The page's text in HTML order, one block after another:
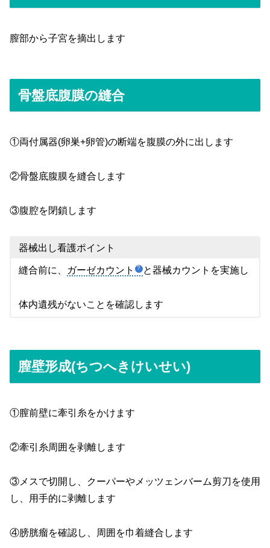
膣部から子宮を摘出します
骨盤底腹膜の縫合
①両付属器(卵巣+卵管)の断端を腹膜の外に出します
②骨盤底腹膜を縫合します
③腹腔を閉鎖します
器械出し看護ポイント
縫合前に、 ガーゼカウント と器械カウントを実施し
体内遺残がないことを確認します
膣壁形成(ちつへきけいせい)
①膣前壁に牽引糸をかけます
②牽引糸周囲を剥離します
③メスで切開し、クーパーやメッツェンバーム剪刀を使用
し、用手的に剥離します
④膀胱瘤を確認し、周囲を巾着縫合します